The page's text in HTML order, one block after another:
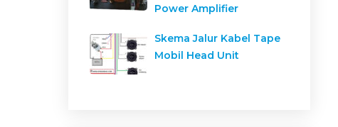
Power Amplifier
Skema Jalur Kabel Tape
Mobil Head Unit